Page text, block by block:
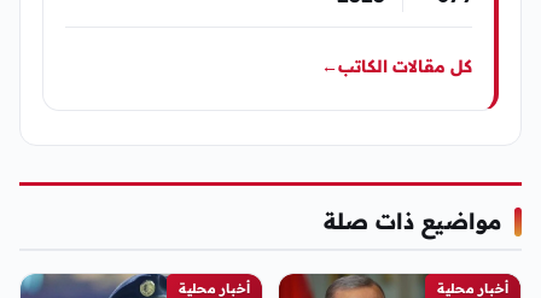
كل مقالات الكاتب←
مواضيع ذات صلة
أخبار محلية أخبار محلية